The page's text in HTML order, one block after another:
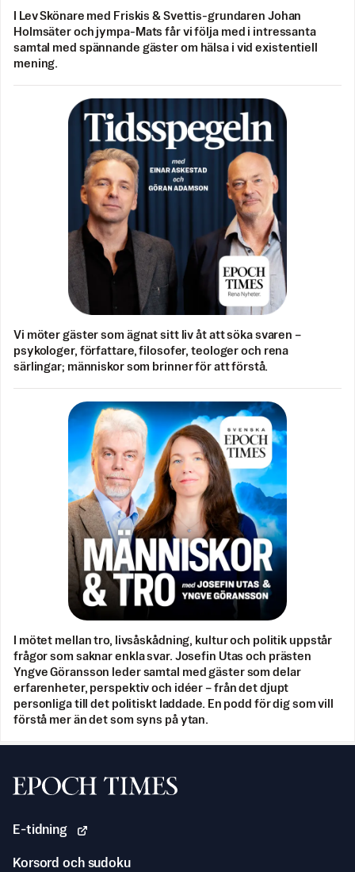
I Lev Skönare med Friskis & Svettis-grundaren Johan
Holmsäter och jympa-Mats får vi följa med i intressanta
samtal med spännande gäster om hälsa i vid existentiell
mening.
Vi möter gäster som ägnat sitt liv åt att söka svaren –
psykologer, författare, filosofer, teologer och rena
särlingar; människor som brinner för att förstå.
I mötet mellan tro, livsåskådning, kultur och politik uppstår
frågor som saknar enkla svar. Josefin Utas och prästen
Yngve Göransson leder samtal med gäster som delar
erfarenheter, perspektiv och idéer – från det djupt
personliga till det politiskt laddade. En podd för dig som vill
förstå mer än det som syns på ytan.
Svenska Epoch Times
E-tidning
Korsord och sudoku